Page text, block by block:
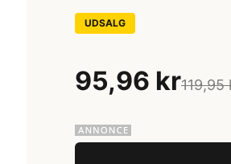
UDSALG
95,96 kr119,95